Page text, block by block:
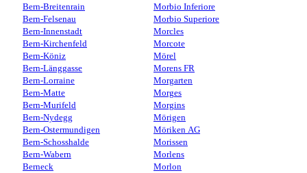
Bern-Breitenrain
Bern-Felsenau
Bern-Innenstadt
Bern-Kirchenfeld
Bern-Köniz
Bern-Länggasse
Bern-Lorraine
Bern-Matte
Bern-Murifeld
Bern-Nydegg
Bern-Ostermundigen
Bern-Schosshalde
Bern-Wabern
Berneck
Morbio Inferiore
Morbio Superiore
Morcles
Morcote
Mörel
Morens FR
Morgarten
Morges
Morgins
Mörigen
Möriken AG
Morissen
Morlens
Morlon